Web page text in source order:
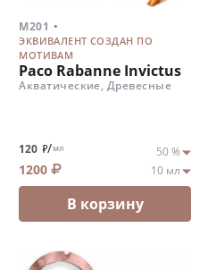
M201 .
ЭКВИВАЛЕНТ СОЗДАН ПО
МОТИВАМ
Paco Rabanne Invictus
Акватические, Древесные
120 /мл
1200
В корзину